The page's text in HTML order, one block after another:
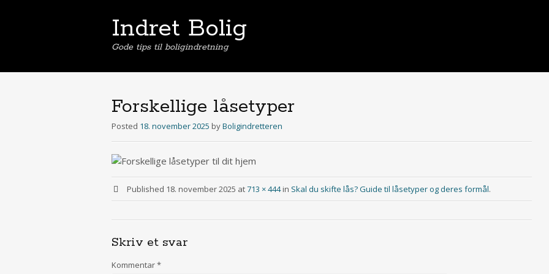
Indret Bolig
Gode tips til boligindretning
Forskellige låsetyper
Posted 18. november 2025 byBoligindretteren
Published 18. november 2025 at713 × 444in Skal du skifte lås? Guide til låsetyper og deres formål.
Skriv et svar
Kommentar*